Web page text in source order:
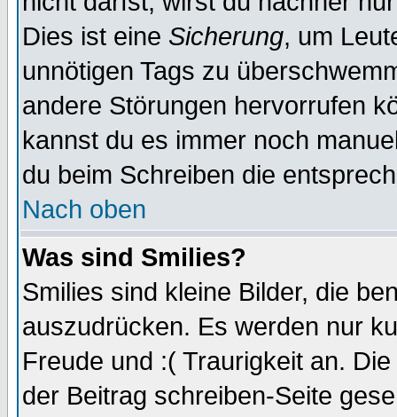
Dies ist eine Sicherung, um
unnötigen Tags zu
andere Störungen hervorrufen
kannst du es immer noch
du beim Schreiben die
Nach oben
Was sind Smilies?
Smilies sind kleine Bilder, die
auszudrücken. Es werden nur
Freude und :( Traurigkeit an.
der Beitrag schreiben-Seite